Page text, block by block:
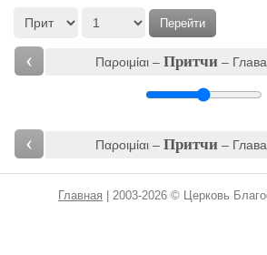
Перейти
‹ Παροιμίαι –Притчи –
‹ Παροιμίαι –Притчи –
Главная | 2003-2026 © Церковь